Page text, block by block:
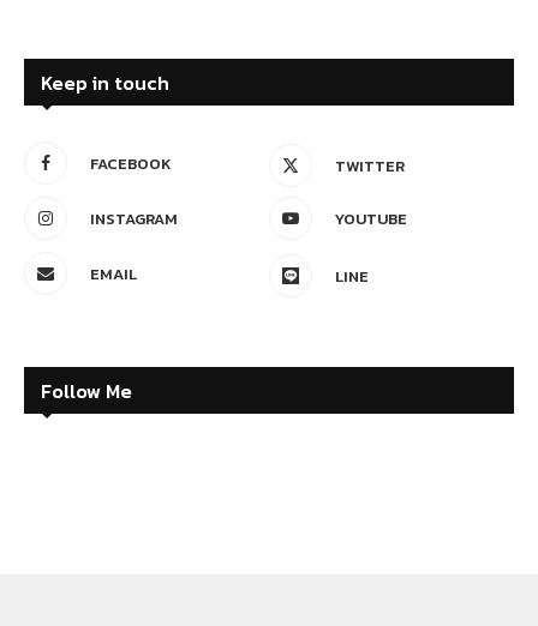
EMAIL LINE
Follow Me